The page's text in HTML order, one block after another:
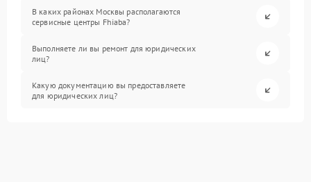
В каких районах Москвы располагаются
сервисные центры Fhiaba?
Выполняете ли вы ремонт для юридических
лиц?
Какую документацию вы предоставляете
для юридических лиц?